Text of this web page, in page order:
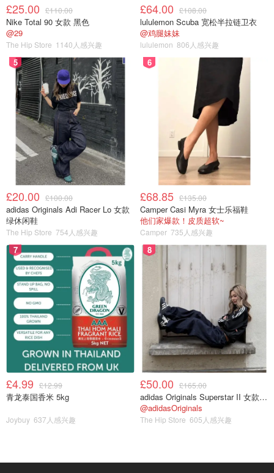
£25.00 £110.00
Nike Total 90 女款 黑色
@29
The Hip Store 1140人感兴趣
£64.00 £108.00
lululemon Scuba 宽松半拉链卫衣
@鸡腿妹妹
lululemon 806人感兴趣
5
£20.00 £100.00
adidas Originals Adi Racer Lo 女款
绿休闲鞋
The Hip Store 754人感兴趣
6
£68.85 £135.00
Camper Casi Myra 女士乐福鞋
他们家爆款！皮质超软~
Camper 735人感兴趣
7
£4.99 £12.99
青龙泰国香米 5kg
Joybuy 637人感兴趣
8
£50.00 £165.00
adidas Originals Superstar II 女款串珠休闲鞋 黑色
@adidasOriginals
The Hip Store 605人感兴趣